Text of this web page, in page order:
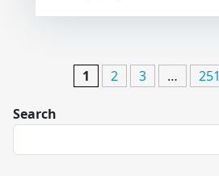
1 2 3 … 251
Search